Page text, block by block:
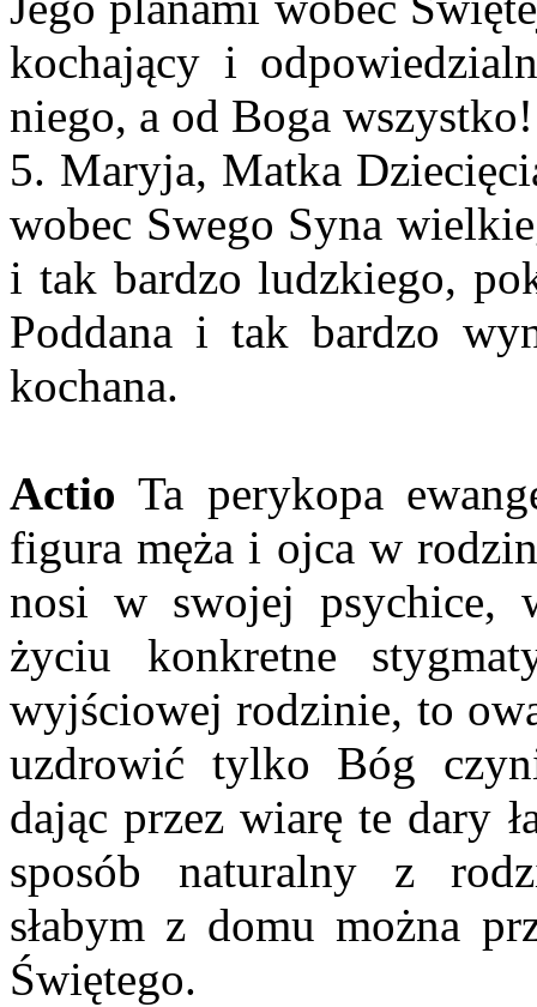
kochający i
niego, a od Boga wszystko!
5. Maryja, Matka
wobec Swego Syna
i tak bardzo ludzkiego,
Poddana i tak bardzo
kochana.
Actio Ta perykopa
figura męża i ojca w
nosi w swojej psychice,
życiu konkretne
wyjściowej rodzinie, to
uzdrowić tylko Bóg
dając przez wiarę te dary
sposób naturalny z
słabym z domu można
Świętego.